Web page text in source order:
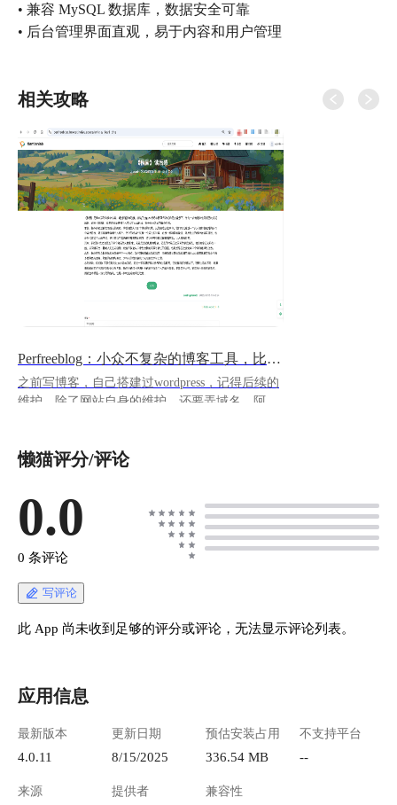
• 兼容 MySQL 数据库，数据安全可靠
• 后台管理界面直观，易于内容和用户管理
相关攻略
Perfreeblog：小众不复杂的博客工具，比wordpress好用奥~
之前写博客，自己搭建过wordpress，记得后续的
维护，除了网站自身的维护，还要弄域名、阿里
使用。
后，输入基本信息进行配置，就可以使用。 !
[1.png](https://lzc-playground-1301583638.cos.ap-
chengdu.myqcloud.com/guidelines/710/2719356c-
用 > 博客的使用，我个人用的最多的是： > >
1、文章撰写； > 2、文章分类：标签、分类； >
3、评论管理； > 4、可自行安装一些插件； 然
什么功能。 ![2.png](https://lzc-playground-
chengdu.myqcloud.com/guidelines/710/bb5992fa-
0ee0-4ac0-aa78-d8ac421a99b2.png "2.png") 我还是
好感的是文章的输入是支持Markdown的，并且可
懒猫评分/评论
0.0
0 条评论
写评论
此 App 尚未收到足够的评分或评论，无法显示评论列表。
应用信息
最新版本
4.0.11
更新日期
8/15/2025
预估安装占用
336.54 MB
不支持平台
--
来源 提供者 兼容性